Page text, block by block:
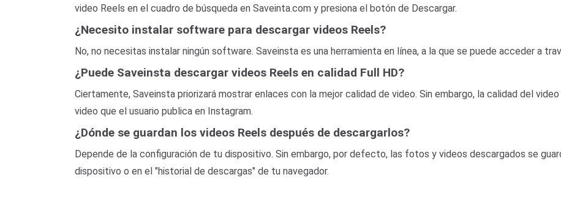
video Reels en el cuadro de búsqueda en Saveinta.com y presiona el botón de Descargar.
¿Necesito instalar software para descargar videos Reels?
No, no necesitas instalar ningún software. Saveinsta es una herramienta en línea, a la que se puede acceder a
¿Puede Saveinsta descargar videos Reels en calidad Full HD?
Ciertamente, Saveinsta priorizará mostrar enlaces con la mejor calidad de video. Sin embargo, la calidad del
video que el usuario publica en Instagram.
¿Dónde se guardan los videos Reels después de descargarlos?
Depende de la configuración de tu dispositivo. Sin embargo, por defecto, las fotos y videos descargados se
dispositivo o en el "historial de descargas" de tu navegador.